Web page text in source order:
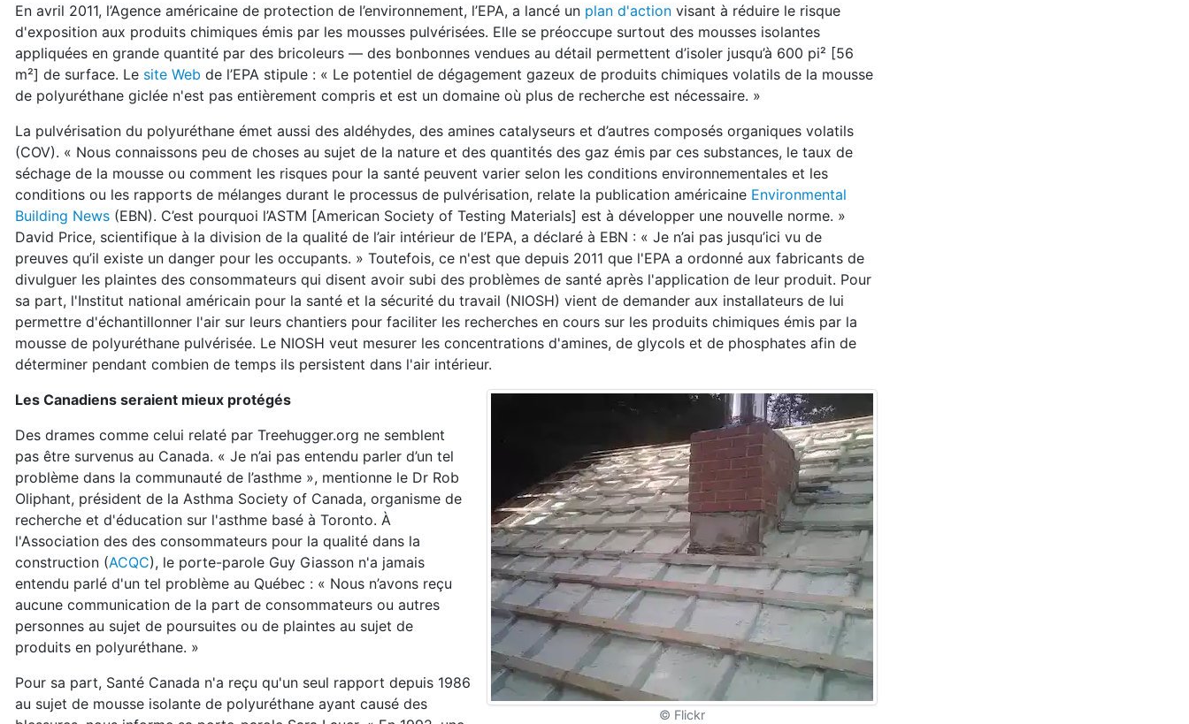
En avril 2011, l’Agence américaine de protection de l’environnement, l’EPA, a lancé un plan d'action visant à réduire le risque
d'exposition aux produits chimiques émis par les mousses pulvérisées. Elle se préoccupe surtout des mousses isolantes
appliquées en grande quantité par des bricoleurs — des bonbonnes vendues au détail permettent d’isoler jusqu’à 600 pi² [56
m²] de surface. Le site Web de l’EPA stipule : « Le potentiel de dégagement gazeux de produits chimiques volatils de la mousse
de polyuréthane giclée n'est pas entièrement compris et est un domaine où plus de recherche est nécessaire. »
La pulvérisation du polyuréthane émet aussi des aldéhydes, des amines catalyseurs et d’autres composés organiques volatils
(COV). « Nous connaissons peu de choses au sujet de la nature et des quantités des gaz émis par ces substances, le taux de
séchage de la mousse ou comment les risques pour la santé peuvent varier selon les conditions environnementales et les
conditions ou les rapports de mélanges durant le processus de pulvérisation, relate la publication américaine Environmental
Building News (EBN). C’est pourquoi l’ASTM [American Society of Testing Materials] est à développer une nouvelle norme. »
David Price, scientifique à la division de la qualité de l’air intérieur de l’EPA, a déclaré à EBN : « Je n’ai pas jusqu’ici vu de
preuves qu’il existe un danger pour les occupants. » Toutefois, ce n'est que depuis 2011 que l'EPA a ordonné aux fabricants de
divulguer les plaintes des consommateurs qui disent avoir subi des problèmes de santé après l'application de leur produit. Pour
sa part, l'Institut national américain pour la santé et la sécurité du travail (NIOSH) vient de demander aux installateurs de lui
permettre d'échantillonner l'air sur leurs chantiers pour faciliter les recherches en cours sur les produits chimiques émis par la
mousse de polyuréthane pulvérisée. Le NIOSH veut mesurer les concentrations d'amines, de glycols et de phosphates afin de
déterminer pendant combien de temps ils persistent dans l'air intérieur.
© Flickr
Les Canadiens seraient mieux protégés
Des drames comme celui relaté par Treehugger.org ne semblent
pas être survenus au Canada. « Je n’ai pas entendu parler d’un tel
problème dans la communauté de l’asthme », mentionne le Dr Rob
Oliphant, président de la Asthma Society of Canada, organisme de
recherche et d'éducation sur l'asthme basé à Toronto. À
l'Association des des consommateurs pour la qualité dans la
construction (ACQC), le porte-parole Guy Giasson n'a jamais
entendu parlé d'un tel problème au Québec : « Nous n’avons reçu
aucune communication de la part de consommateurs ou autres
personnes au sujet de poursuites ou de plaintes au sujet de
produits en polyuréthane. »
Pour sa part, Santé Canada n'a reçu qu'un seul rapport depuis 1986
au sujet de mousse isolante de polyuréthane ayant causé des